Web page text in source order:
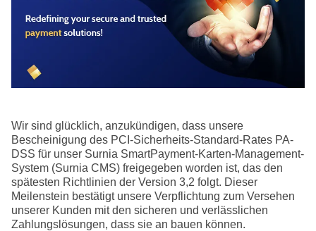
Wir sind glücklich, anzukündigen, dass unsere
Bescheinigung des PCI-Sicherheits-Standard-Rates PA-
DSS für unser Surnia SmartPayment-Karten-Management-
System (Surnia CMS) freigegeben worden ist, das den
spätesten Richtlinien der Version 3,2 folgt. Dieser
Meilenstein bestätigt unsere Verpflichtung zum Versehen
unserer Kunden mit den sicheren und verlässlichen
Zahlungslösungen, dass sie an bauen können.